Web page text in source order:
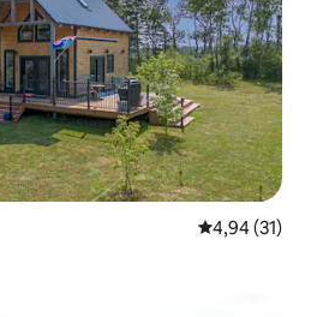
Gemiddelde
4,94 (31)